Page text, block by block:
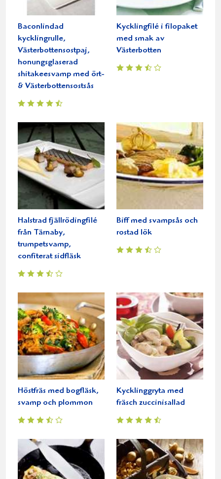
Baconlindad
kycklingrulle,
Västerbottensostpaj,
honungsglaserad
shitakeesvamp med ört-
& Västerbottensostsås
Kycklingfilé i filopaket
med smak av
Västerbotten
Halstrad fjällrödingfilé
från Tärnaby,
trumpetsvamp,
confiterat sidfläsk
Biff med svampsås och
rostad lök
Höstfräs med bogfläsk,
svamp och plommon
Kycklinggryta med
fräsch zuccinisallad